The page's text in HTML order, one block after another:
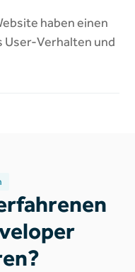
haben einen
User-Verhalten und